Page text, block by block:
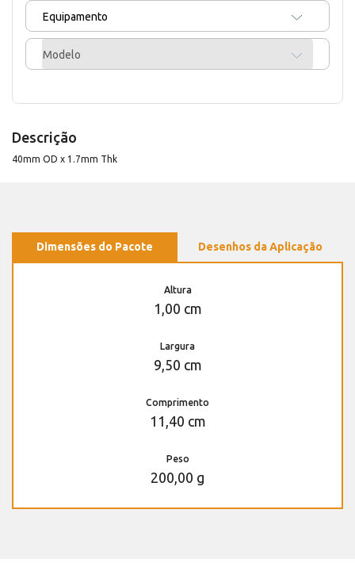
Equipamento
Modelo
Descrição
40mm OD x 1.7mm Thk
Dimensões do Pacote Desenhos da Aplicação
Altura
1,00 cm
Largura
9,50 cm
Comprimento
11,40 cm
Peso
200,00 g